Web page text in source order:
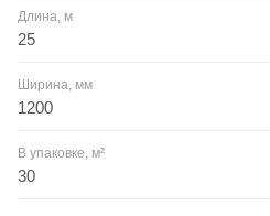
Длина, м
25
Ширина, мм
1200
В упаковке, м²
30